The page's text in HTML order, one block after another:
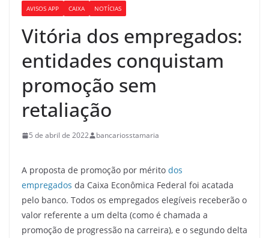
AVISOS APP CAIXA NOTÍCIAS
Vitória dos empregados:
entidades conquistam
promoção sem
retaliação
5 de abril de 2022 bancariosstamaria
A proposta de promoção por mérito dos
empregados da Caixa Econômica Federal foi acatada
pelo banco. Todos os empregados elegíveis receberão o
valor referente a um delta (como é chamada a
promoção de progressão na carreira), e o segundo delta